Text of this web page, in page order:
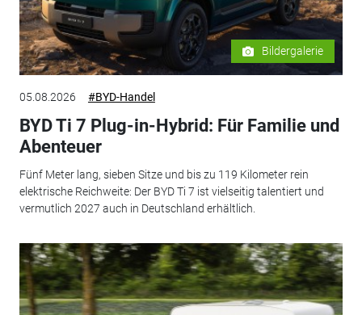
Bildergalerie
05.08.2026 #BYD-Handel
BYD Ti 7 Plug-in-Hybrid: Für Familie und
Abenteuer
Fünf Meter lang, sieben Sitze und bis zu 119 Kilometer rein
elektrische Reichweite: Der BYD Ti 7 ist vielseitig talentiert und
vermutlich 2027 auch in Deutschland erhältlich.